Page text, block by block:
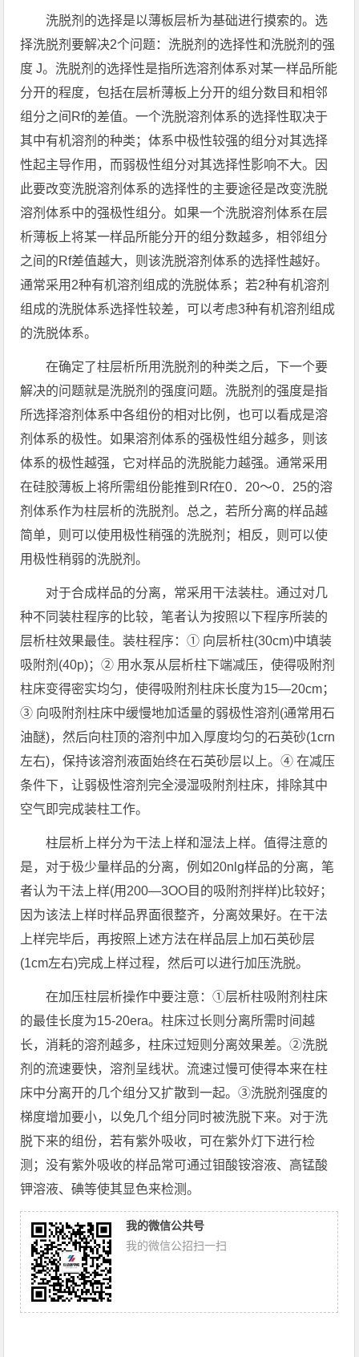
洗脱剂的选择是以薄板层析为基础进行摸索的。选
择洗脱剂要解决2个问题：洗脱剂的选择性和洗脱剂的强
度 J。洗脱剂的选择性是指所选溶剂体系对某一样品所能
分开的程度，包括在层析薄板上分开的组分数目和相邻
组分之间Rf的差值。一个洗脱溶剂体系的选择性取决于
其中有机溶剂的种类；体系中极性较强的组分对其选择
性起主导作用，而弱极性组分对其选择性影响不大。因
此要改变洗脱溶剂体系的选择性的主要途径是改变洗脱
溶剂体系中的强极性组分。如果一个洗脱溶剂体系在层
析薄板上将某一样品所能分开的组分数越多，相邻组分
之间的Rf差值越大，则该洗脱溶剂体系的选择性越好。
通常采用2种有机溶剂组成的洗脱体系；若2种有机溶剂
组成的洗脱体系选择性较差，可以考虑3种有机溶剂组成
的洗脱体系。
在确定了柱层析所用洗脱剂的种类之后，下一个要
解决的问题就是洗脱剂的强度问题。洗脱剂的强度是指
所选择溶剂体系中各组份的相对比例，也可以看成是溶
剂体系的极性。如果溶剂体系的强极性组分越多，则该
体系的极性越强，它对样品的洗脱能力越强。通常采用
在硅胶薄板上将所需组份能推到Rf在0．20～0．25的溶
剂体系作为柱层析的洗脱剂。总之，若所分离的样品越
简单，则可以使用极性稍强的洗脱剂；相反，则可以使
用极性稍弱的洗脱剂。
对于合成样品的分离，常采用干法装柱。通过对几
种不同装柱程序的比较，笔者认为按照以下程序所装的
层析柱效果最佳。装柱程序：① 向层析柱(30cm)中填装
吸附剂(40p)；② 用水泵从层析柱下端减压，使得吸附剂
柱床变得密实均匀，使得吸附剂柱床长度为15—20cm；
③ 向吸附剂柱床中缓慢地加适量的弱极性溶剂(通常用石
油醚)，然后向柱顶的溶剂中加入厚度均匀的石英砂(1crn
左右)，保持该溶剂液面始终在石英砂层以上。④ 在减压
条件下，让弱极性溶剂完全浸湿吸附剂柱床，排除其中
空气即完成装柱工作。
柱层析上样分为干法上样和湿法上样。值得注意的
是，对于极少量样品的分离，例如20nlg样品的分离，笔
者认为干法上样(用200—3OO目的吸附剂拌样)比较好；
因为该法上样时样品界面很整齐，分离效果好。在干法
上样完毕后，再按照上述方法在样品层上加石英砂层
(1cm左右)完成上样过程，然后可以进行加压洗脱。
在加压柱层析操作中要注意：①层析柱吸附剂柱床
的最佳长度为15-20era。柱床过长则分离所需时间越
长，消耗的溶剂越多，柱床过短则分离效果差。②洗脱
剂的流速要快，溶剂呈线状。流速过慢可使得本来在柱
床中分离开的几个组分又扩散到一起。③洗脱剂强度的
梯度增加要小，以免几个组分同时被洗脱下来。对于洗
脱下来的组份，若有紫外吸收，可在紫外灯下进行检
测；没有紫外吸收的样品常可通过钼酸铵溶液、高锰酸
钾溶液、碘等使其显色来检测。
我的微信公共号
我的微信公招扫一扫